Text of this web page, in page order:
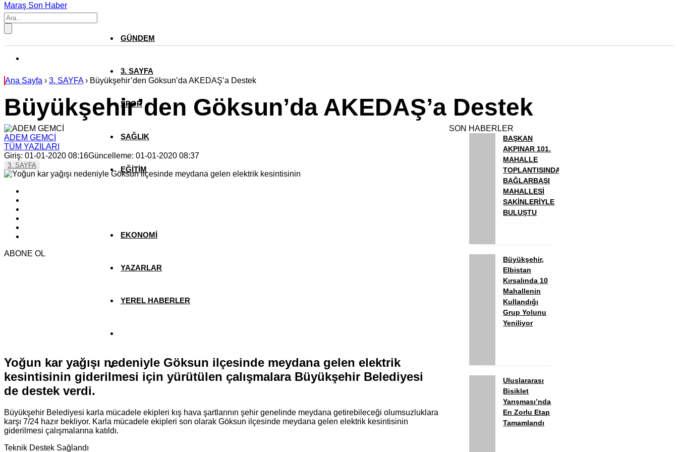
Maraş Son Haber
GÜNDEM
3. SAYFA
SPOR
SAĞLIK
EĞİTİM
EKONOMİ
YAZARLAR
YEREL HABERLER
Ana Sayfa › 3. SAYFA› Büyükşehir’den Göksun’da AKEDAŞ’a Destek
Büyükşehir’den Göksun’da AKEDAŞ’a Destek
ADEM GEMCİ
TÜM YAZILARI
Giriş: 01-01-2020 08:16Güncelleme: 01-01-2020 08:37
3. SAYFA
ABONE OL
Yoğun kar yağışı nedeniyle Göksun ilçesinde meydana gelen elektrik
kesintisinin giderilmesi için yürütülen çalışmalara Büyükşehir Belediyesi
de destek verdi.
Büyükşehir Belediyesi karla mücadele ekipleri kış hava şartlarının şehir genelinde meydana getirebileceği olumsuzluklara
karşı 7/24 hazır bekliyor. Karla mücadele ekipleri son olarak Göksun ilçesinde meydana gelen elektrik kesintisinin
giderilmesi çalışmalarına katıldı.
Teknik Destek Sağlandı
SON HABERLER
BAŞKAN
AKPINAR 101.
MAHALLE
TOPLANTISINDA
BAĞLARBAŞI
MAHALLESİ
SAKİNLERİYLE
BULUŞTU
Büyükşehir,
Elbistan
Kırsalında 10
Mahallenin
Kullandığı
Grup Yolunu
Yeniliyor
Uluslararası
Bisiklet
Yarışması’nda
En Zorlu Etap
Tamamlandı